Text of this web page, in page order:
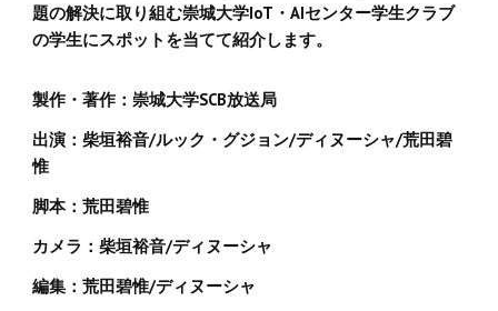
題の解決に取り組む崇城大学IoT・AIセンター学生クラブ
の学生にスポットを当てて紹介します。
製作・著作：崇城大学SCB放送局
出演：柴垣裕音/ルック・グジョン/ディヌーシャ/荒田碧
惟
脚本：荒田碧惟
カメラ：柴垣裕音/ディヌーシャ
編集：荒田碧惟/ディヌーシャ